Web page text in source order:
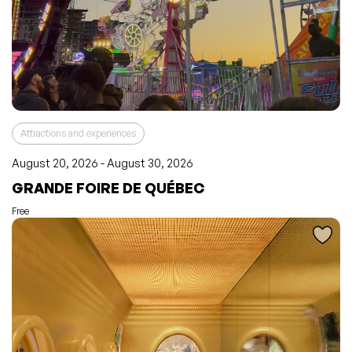
Attractions and experiences
August 20, 2026 - August 30, 2026
GRANDE FOIRE DE QUÉBEC
Free
L'événement a été ajouté à vos favoris
Événement retiré de vos favoris